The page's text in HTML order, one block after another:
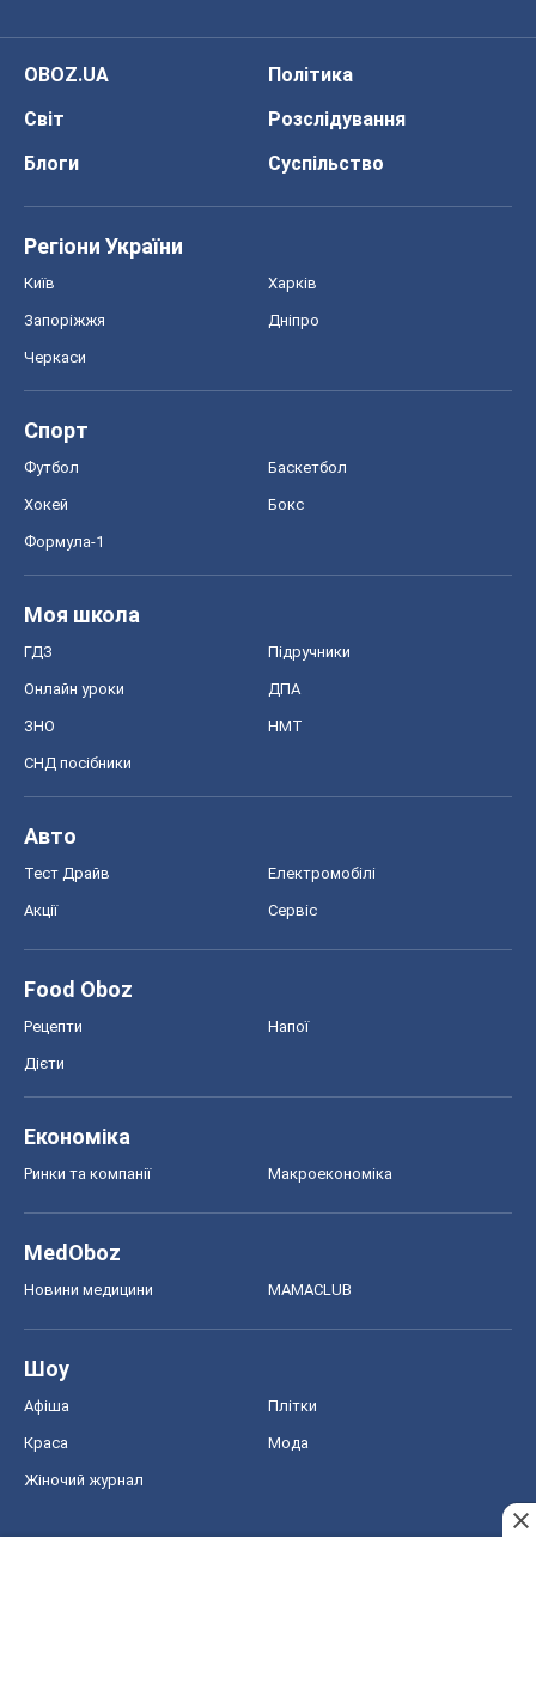
OBOZ.UA
Політика
Світ
Розслідування
Блоги
Суспільство
Регіони України
Київ Харків
Запоріжжя Дніпро
Черкаси
Спорт
Футбол Баскетбол
Хокей Бокс
Формула-1
Моя школа
ГДЗ Підручники
Онлайн уроки ДПА
ЗНО НМТ
СНД посібники
Авто
Тест Драйв Електромобілі
Акції Сервіс
Food Oboz
Рецепти Напої
Дієти
Економіка
Ринки та компанії Макроекономіка
MedOboz
Новини медицини MAMACLUB
Шоу
Афіша Плітки
Краса Мода
Жіночий журнал